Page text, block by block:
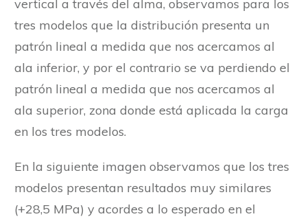
vertical a través del alma, observamos para los
tres modelos que la distribución presenta un
patrón lineal a medida que nos acercamos al
ala inferior, y por el contrario se va perdiendo el
patrón lineal a medida que nos acercamos al
ala superior, zona donde está aplicada la carga
en los tres modelos.
En la siguiente imagen observamos que los tres
modelos presentan resultados muy similares
(+28,5 MPa) y acordes a lo esperado en el